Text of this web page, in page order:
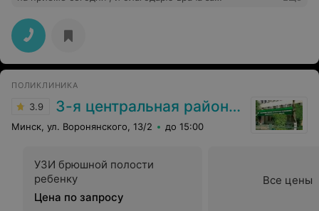
Побольше бы таких врачей!
ПОЛИКЛИНИКА
3.9 3-я центральная районная клиническая поликлиника Октябрьского района
Минск, ул. Воронянского, 13/2 до 15:00
УЗИ брюшной полости
ребенку
Цена по запросу
Все цены